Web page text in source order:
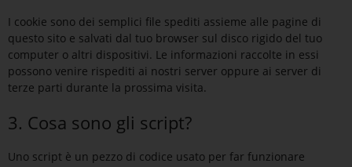
I cookie sono dei semplici file spediti assieme alle pagine di
questo sito e salvati dal tuo browser sul disco rigido del tuo
computer o altri dispositivi. Le informazioni raccolte in essi
possono venire rispediti ai nostri server oppure ai server di
terze parti durante la prossima visita.
3. Cosa sono gli script?
Uno script è un pezzo di codice usato per far funzionare